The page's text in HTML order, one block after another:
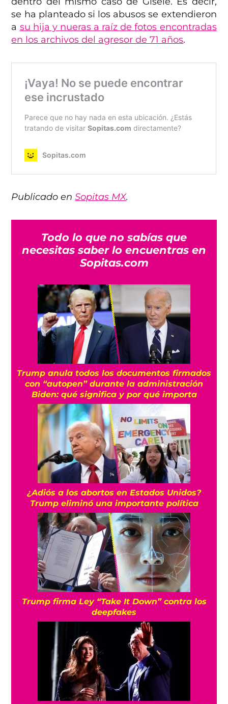
se ha planteado si los abusos se extendieron
a su hija y nueras a raíz de fotos encontradas
en los archivos del agresor de 71 años.
Publicado enSopitas MX.
Todo lo que no sabías que
necesitas saber lo encuentras en
Sopitas.com
Trump anula todos los documentos firmados
con “autopen” durante la administración
Biden: qué significa y por qué importa
¿Adiós a los abortos en Estados Unidos?
Trump eliminó una importante política
Trump firma Ley “Take It Down” contra los
deepfakes